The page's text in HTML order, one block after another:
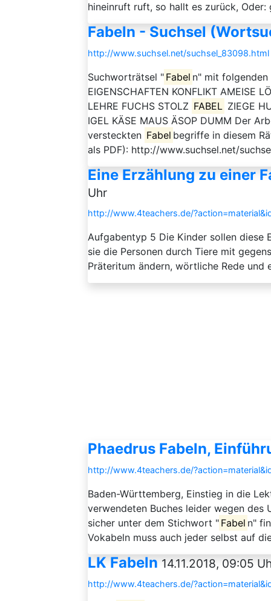
hineinruft ruft, so hallt es zurück,
Fabeln - Suchsel
http://www.suchsel.net/suchsel_83098.html
Suchworträtsel " Fabel n" mit folgenden
EIGENSCHAFTEN KONFLIKT AMEISE
LEHRE FUCHS STOLZ FABEL ZIEGE
IGEL KÄSE MAUS ÄSOP DUMM Der
versteckten Fabel begriffe in diesem
als PDF): http://www.suchsel.net/
Eine Erzählung zu einer
Uhr
http://www.4teachers.de/
Aufgabentyp 5 Die Kinder sollen diese
sie die Personen durch Tiere mit
Präteritum ändern, wörtliche Rede und
Phaedrus Fabeln,
http://www.4teachers.de/
Baden-Württemberg, Einstieg in die
verwendeten Buches leider wegen des
sicher unter dem Stichwort " Fabel n"
Vokabeln muss auch jeder selbst auf
LK Fabeln 14.11.2018, 09:05
http://www.4teachers.de/